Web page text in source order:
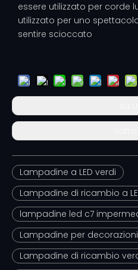
essere utilizzato per corde
utilizzato per uno
sentire scioccato
Lampadine a LED verdi
Lampadine di ricambio a
lampadine led c7
Lampadine per
Lampadine di ricambio